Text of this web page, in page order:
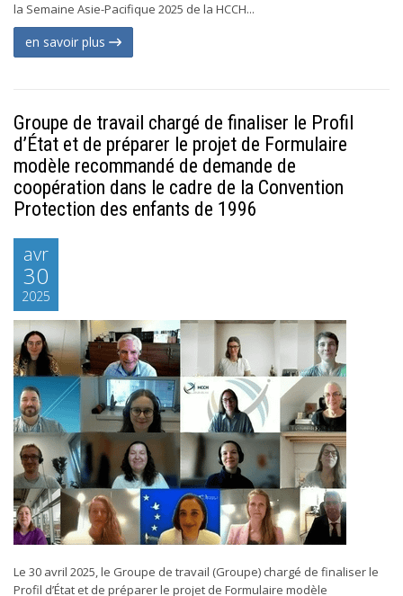
la Semaine Asie-Pacifique 2025 de la HCCH...
en savoir plus
Groupe de travail chargé de finaliser le Profil
d’État et de préparer le projet de Formulaire
modèle recommandé de demande de
coopération dans le cadre de la Convention
Protection des enfants de 1996
avr
30
2025
Le 30 avril 2025, le Groupe de travail (Groupe) chargé de finaliser le
Profil d’État et de préparer le projet de Formulaire modèle